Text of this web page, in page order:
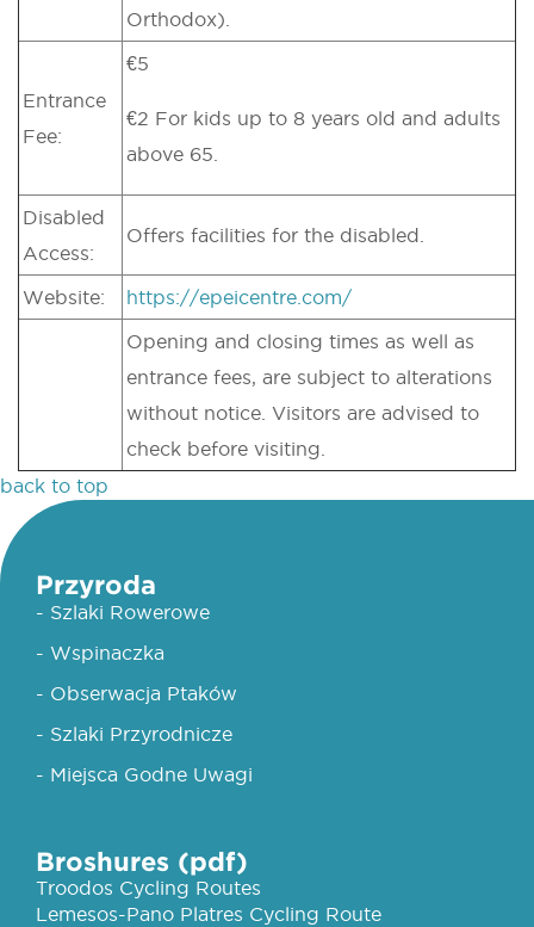
Orthodox).
Entrance
Fee:
€5
€2 For kids up to 8 years old and adults
above 65.
Disabled
Access:
Offers facilities for the disabled.
Website: https://epeicentre.com/
Opening and closing times as well as
entrance fees, are subject to alterations
without notice. Visitors are advised to
check before visiting.
back to top
Przyroda
- Szlaki Rowerowe
- Wspinaczka
- Obserwacja Ptaków
- Szlaki Przyrodnicze
- Miejsca Godne Uwagi
Broshures (pdf)
Troodos Cycling Routes
Lemesos-Pano Platres Cycling Route